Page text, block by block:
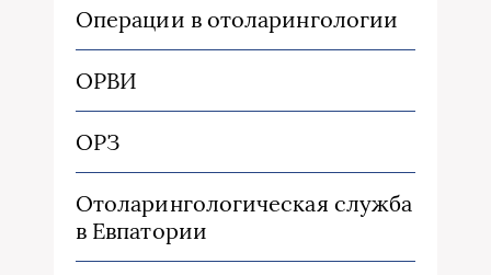
Операции в отоларингологии
ОРВИ
ОРЗ
Отоларингологическая служба
в Евпатории